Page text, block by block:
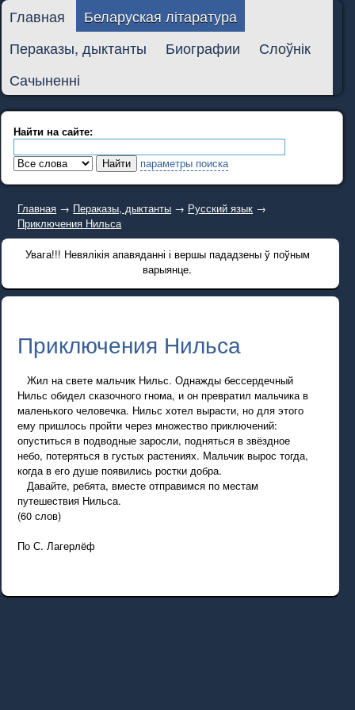
Главная
Беларуская літаратура
Пераказы, дыктанты
Биографии
Слоўнік
Сачыненні
Найти на сайте:
параметры поиска
Главная → Пераказы, дыктанты → Русский язык →
Приключения Нильса
Увага!!! Невялікія апавяданні і вершы пададзены ў поўным
варыянце.
Приключения Нильса
Жил на свете мальчик Нильс. Однажды бессердечный
Нильс обидел сказочного гнома, и он превратил мальчика в
маленького человечка. Нильс хотел вырасти, но для этого
ему пришлось пройти через множество приключений:
опуститься в подводные заросли, подняться в звёздное
небо, потеряться в густых растениях. Мальчик вырос тогда,
когда в его душе появились ростки добра.
Давайте, ребята, вместе отправимся по местам
путешествия Нильса.
(60 слов)
По С. Лагерлёф